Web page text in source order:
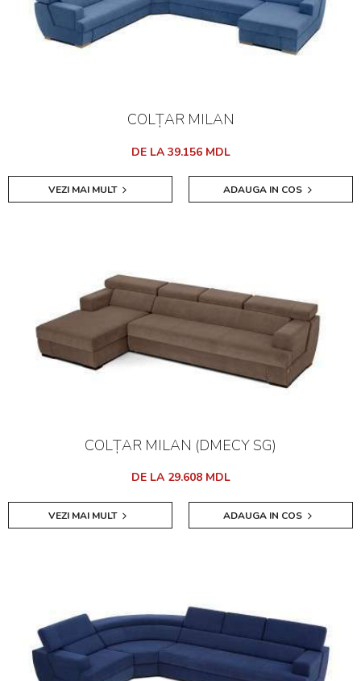
COLȚAR MILAN
DE LA 39.156 MDL
VEZI MAI MULT ADAUGA IN COS
COLȚAR MILAN (DMECY SG)
DE LA 29.608 MDL
VEZI MAI MULT ADAUGA IN COS